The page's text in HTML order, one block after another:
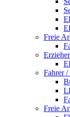
Freie
Fahrer
Freie